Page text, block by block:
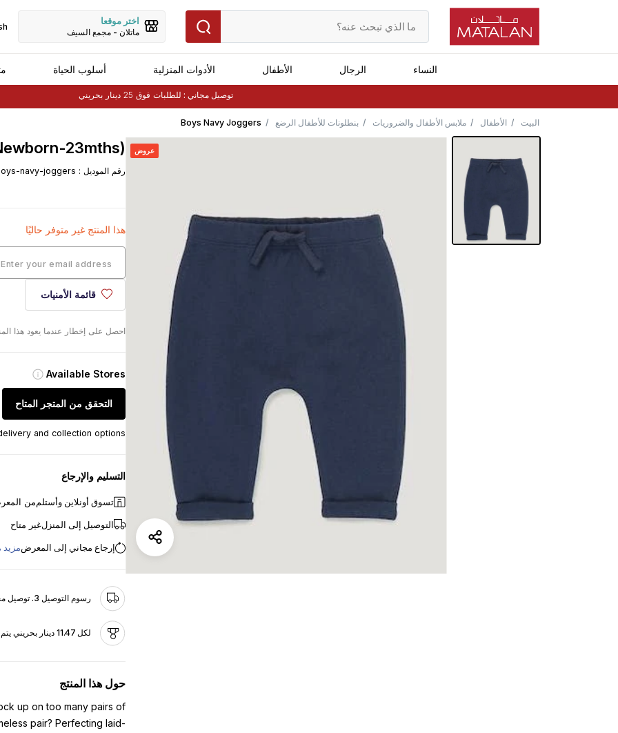
اختر موقعا
ماتلان - مجمع السيف
النساء الرجال الأطفال الأدوات المنزلية أسلوب الحياة
توصيل مجاني : للطلبات فوق 25 دينار بحريني
البيت الأطفال ملابس الأطفال والضروريات بنطلونات للأطفال الرضع
Boys Navy Joggers
(Newborn-23mths)
عروض 23mths)
رقم الموديل :
navy-joggers
هذا المنتج غير متوفر حاليًا
قائمة الأمنيات
احصل على إخطار عندما يعود هذا
Available Stores
التحقق من المتجر المتاح
and collection options
التسليم والإرجاع
تسوق أونلاين وأستلممن
التوصيل إلى المنزلغير متاح
إرجاع مجاني إلى المعرضمزيد
رسوم التوصيل 3. توصيل مجاني للطلبات التي تزيد عن 25
لكل 11.47 دينار بحريني يتم إنفاقه، تكسب 0.5 دينار بحريني كنقاط
حول هذا المنتج
up on too many pairs of
pair? Perfecting laid-